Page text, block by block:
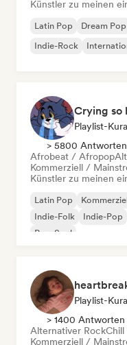
Künstler zu meinen
Latin Pop Dream Pop
Indie-Rock
Crying so
Playlist-
> 5800
Afrobeat / Afropop
Kommerziell /
Künstler zu meinen
Latin Pop
Indie-Folk
Indie-Pop
Pop-Soul
Playlist-
> 1400 Antworten
Alternativer Rock
Kommerziell /